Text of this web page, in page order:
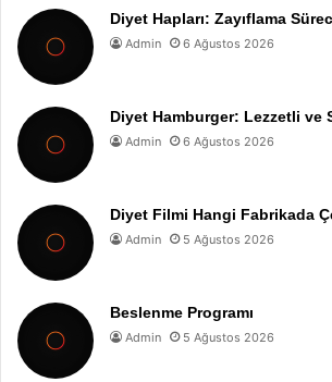
Diyet Hapları: Zayıflama
Admin 6 Ağustos 2026
Diyet Hamburger: Lezzetli ve
Admin 6 Ağustos 2026
Diyet Filmi Hangi Fabrikada
Admin 5 Ağustos 2026
Beslenme Programı
Admin 5 Ağustos 2026